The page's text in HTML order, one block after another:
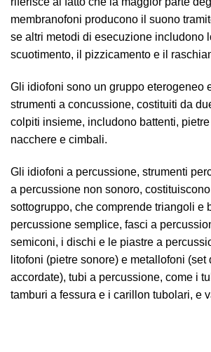
membranofoni producono il suono
se altri metodi di esecuzione includono
scuotimento, il pizzicamento e il
Gli idiofoni sono un gruppo eterogeneo
strumenti a concussione, costituiti da
colpiti insieme, includono battenti,
nacchere e cimbali.
Gli idiofoni a percussione, strumenti
a percussione non sonoro,
sottogruppo, che comprende triangoli e
percussione semplice, fasci a
semiconi, i dischi e le piastre a
litofoni (pietre sonore) e metallofoni
accordate), tubi a percussione, come i
tamburi a fessura e i carillon tubolari, e